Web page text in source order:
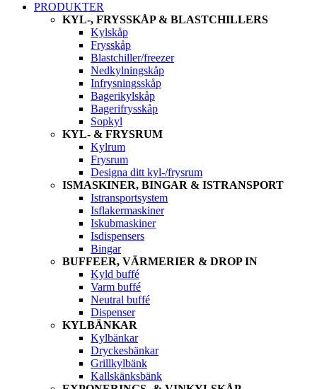
PRODUKTER
KYL-, FRYSSKÅP & BLASTCHILLERS
Kylskåp
Frysskåp
Blastchiller/freezer
Nedkylningskåp
Infrysningsskåp
Bagerikylskåp
Bagerifrysskåp
Sopkyl
KYL- & FRYSRUM
Kylrum
Frysrum
Designa ditt kyl-/frysrum
ISMASKINER, BINGAR & ISTRANSPORT
Istransportsystem
Isflakermaskiner
Iskubmaskiner
Isdispensers
Bingar
BUFFEER, VÄRMERIER & DROP IN
Kyld buffé
Varm buffé
Neutral buffé
Dispenser
KYLBÄNKAR
Kylbänkar
Dryckesbänkar
Grillkylbänk
Kallskänksbänk